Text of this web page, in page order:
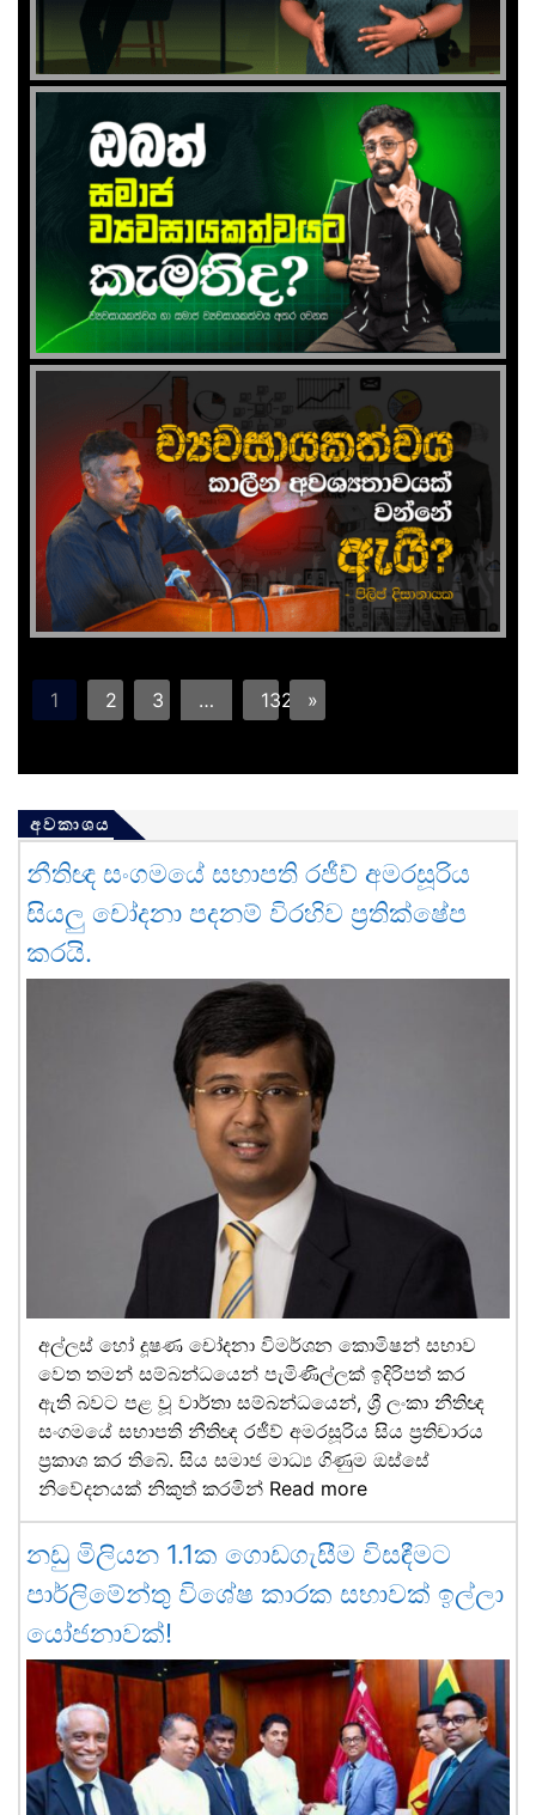
1 2 3 … 132 »
අවකාශය
නීතිඥ සංගමයේ සභාපති රජීව් අමරසූරිය
සියලු චෝදනා පදනම් විරහිව ප්‍රතික්ෂේප
කරයි.
අල්ලස් හෝ දූෂණ චෝදනා විමර්ශන කොමිෂන් සභාව
වෙත තමන් සම්බන්ධයෙන් පැමිණිල්ලක් ඉදිරිපත් කර
ඇති බවට පළ වූ වාර්තා සම්බන්ධයෙන්, ශ්‍රී ලංකා නීතිඥ
සංගමයේ සභාපති නීතිඥ රජීව් අමරසූරිය සිය ප්‍රතිචාරය
ප්‍රකාශ කර තිබේ. සිය සමාජ මාධ්‍ය ගිණුම ඔස්සේ
නිවේදනයක් නිකුත් කරමින් Read more
නඩු මිලියන 1.1ක ගොඩගැසීම විසඳීමට
පාර්ලිමේන්තු විශේෂ කාරක සභාවක් ඉල්ලා
යෝජනාවක්!